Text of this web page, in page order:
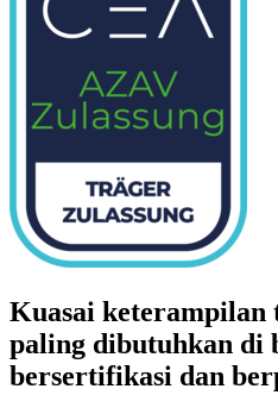
Kuasai keterampilan
paling dibutuhkan di
bersertifikasi dan